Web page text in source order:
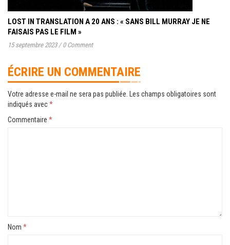
LOST IN TRANSLATION A 20 ANS : « SANS BILL MURRAY JE NE
FAISAIS PAS LE FILM »
15 septembre 2023 / 0 Comment
ÉCRIRE UN COMMENTAIRE
Votre adresse e-mail ne sera pas publiée.
Les champs obligatoires sont
indiqués avec*
Commentaire *
Nom *